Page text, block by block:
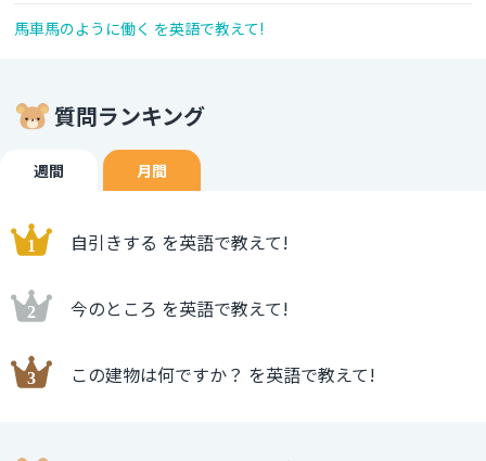
馬車馬のように働く を英語で教えて!
質問ランキング
週間 月間
自引きする を英語で教えて!
今のところ を英語で教えて!
この建物は何ですか？ を英語で教えて!